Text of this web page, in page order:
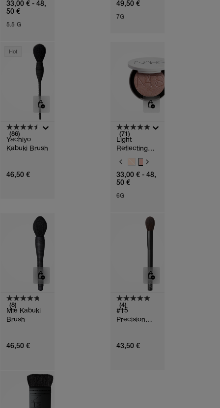
R
I
A
T
N
33,00 € - 48,
50 €
5.5 G
R
I
A
49,50 €
7G
Hot
(86)
Yachiyo
Kabuki Brush
46,50 €
(71)
Light
Reflecting™
Luminizing
Powder
V
R
I
A
T
33,00 € - 48,
50 €
6G
(8)
Mie Kabuki
Brush
46,50 €
(4)
#15
Precision
43,50 €